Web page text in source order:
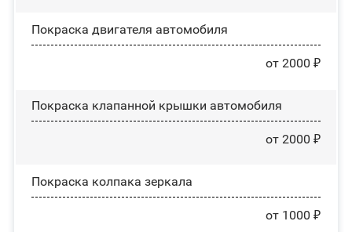
Покраска двигателя автомобиля
от 2000 ₽
Покраска клапанной крышки автомобиля
от 2000 ₽
Покраска колпака зеркала
от 1000 ₽